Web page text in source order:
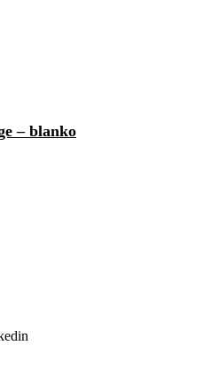
– blanko